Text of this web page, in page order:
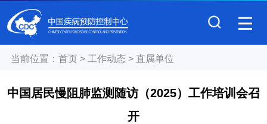
当前位置： 首页> 工作动态 > 直属单位
中国居民慢阻肺监测随访（2025）工作培训会召
开